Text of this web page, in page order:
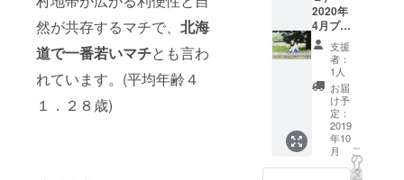
然が共存するマチで、 北海
道で一番若いマチとも言わ
れています。(平均年齢４
１．２８歳)
権で
す。
トーナ
メント
の内容
は「火
起こし
選手
権」等
です。
優勝者
には八
メント
の内容
は「火
起こし
選手
権」等
です。
優勝者
には八
丸セレ
クト
キャン
ます。
漁の状
況によ
り受付
順に発
送され
ますの
で、受
け取り
日時の
指定は
できま
キャン
プサ
ミット
を見学
して、
いろん
なイベ
ントを
眺めな
がら
キャン
プした
プ利用
時に
「俺の
部屋」
として
利用で
きま
す。※
キャン
プ利用
料は別
途掛か
は一般
的に1キ
ロあた
り3000
円程度
で流通
されて
おりま
す。 こ
のコー
スでは
ハス
2020年
4月プレ
オープ
ンを予
定！プ
レオー
プン以
降、
2020年
の年内
クロー
ズまで
支援
者：
1人
お届
け予
定：
2019
年10
月
こ
の
リ
タ